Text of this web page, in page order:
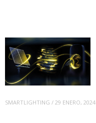
SMARTLIGHTING / 29 ENERO, 2024